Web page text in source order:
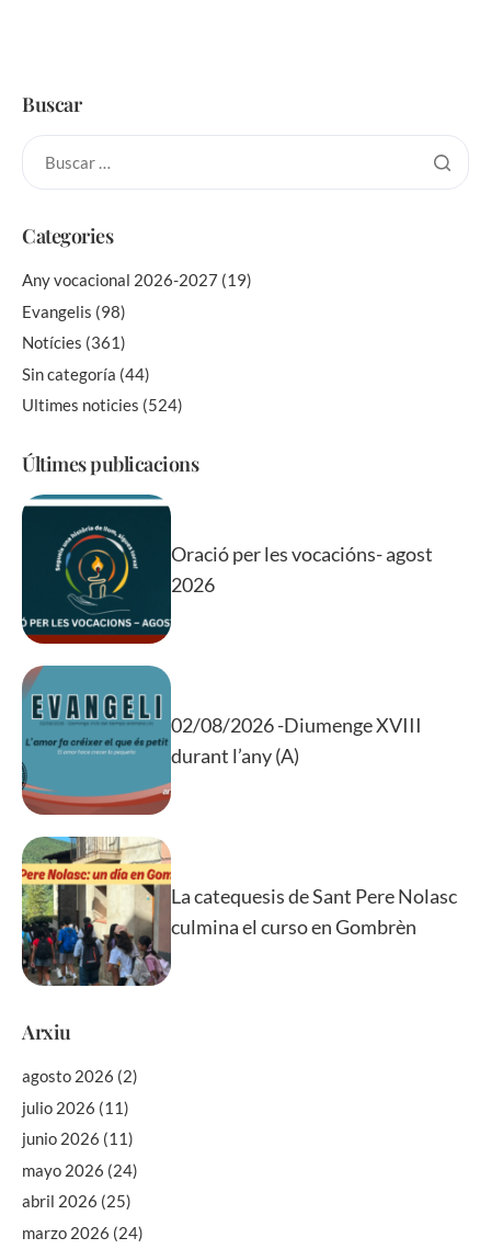
Buscar
Categories
Any vocacional 2026-2027 (19)
Evangelis (98)
Notícies (361)
Sin categoría (44)
Ultimes noticies (524)
Últimes publicacions
Oració per les vocacións- agost
2026
02/08/2026 -Diumenge XVIII
durant l’any (A)
La catequesis de Sant Pere Nolasc
culmina el curso en Gombrèn
Arxiu
agosto 2026 (2)
julio 2026 (11)
junio 2026 (11)
mayo 2026 (24)
abril 2026 (25)
marzo 2026 (24)